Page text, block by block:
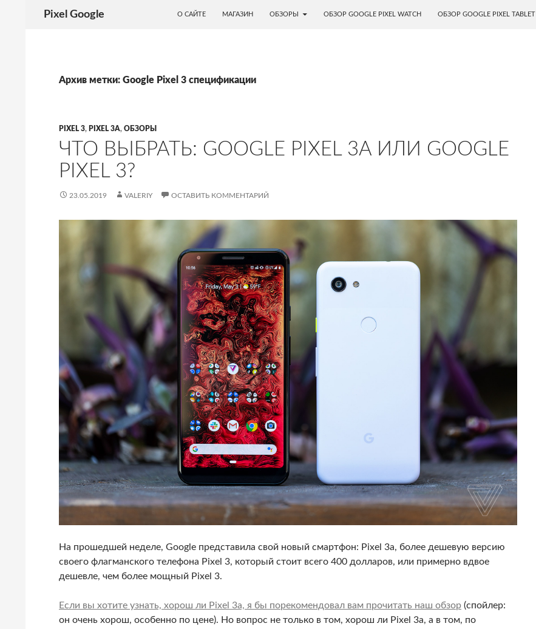
Pixel Google
О САЙТЕ
МАГАЗИН ОБЗОРЫ ОБЗОР GOOGLE PIXEL WATCH ОБЗОР GOOGLE PIXEL TABLET
Архив метки: Google Pixel 3 спецификации
PIXEL 3, PIXEL 3A, ОБЗОРЫ
ЧТО ВЫБРАТЬ: GOOGLE PIXEL 3A ИЛИ GOOGLE
PIXEL 3?
23.05.2019 VALERIY ОСТАВИТЬ КОММЕНТАРИЙ
На прошедшей неделе, Google представила свой новый смартфон: Pixel 3a, более дешевую версию
своего флагманского телефона Pixel 3, который стоит всего 400 долларов, или примерно вдвое
дешевле, чем более мощный Pixel 3.
Если вы хотите узнать, хорош ли Pixel 3a, я бы порекомендовал вам прочитать наш обзор (спойлер:
он очень хорош, особенно по цене). Но вопрос не только в том, хорош ли Pixel 3a, а в том, по